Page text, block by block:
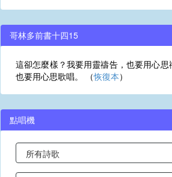
哥林多前書十四15
這卻怎麼樣？我要用靈禱告，也要用心思
也要用心思歌唱。 （恢復本）
點唱機